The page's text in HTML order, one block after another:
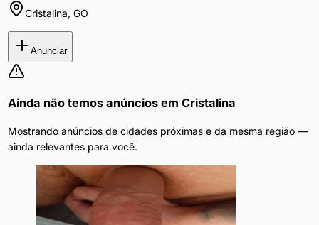
Cristalina, GO
Anunciar
Ainda não temos anúncios em Cristalina
Mostrando anúncios de cidades próximas e da mesma região —
ainda relevantes para você.